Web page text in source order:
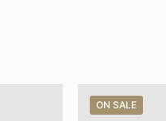
ON SALE